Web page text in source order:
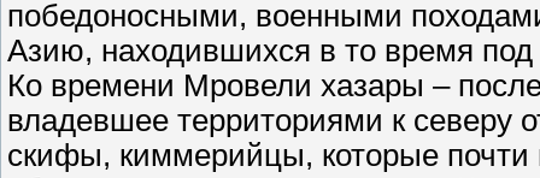
победоносными, военными
Азию, находившихся в то время
Ко времени Мровели хазары –
владевшее территориями к северу
скифы, киммерийцы, которые почти